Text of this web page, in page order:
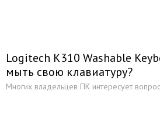
Logitech K310 Washable
мыть свою клавиатуру?
Многих владельцев ПК интересует